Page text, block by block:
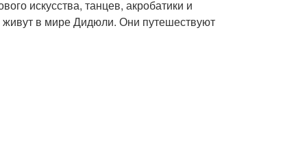
искусства, танцев, акробатики и
в мире Дидюли. Они путешествуют